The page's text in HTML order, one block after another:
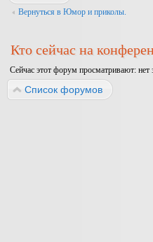
Вернуться в Юмор и приколы.
Кто сейчас на
Сейчас этот форум просматривают: нет
Список форумов